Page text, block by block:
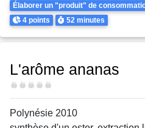
Élaborer un "produit" de
Points
4 points Durée
52 minutes
L'arôme ananas
Difficulté
Polynésie 2010